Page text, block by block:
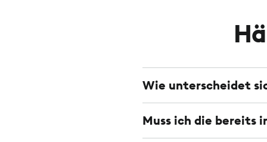
Wie unterscheidet
Muss ich die bereits